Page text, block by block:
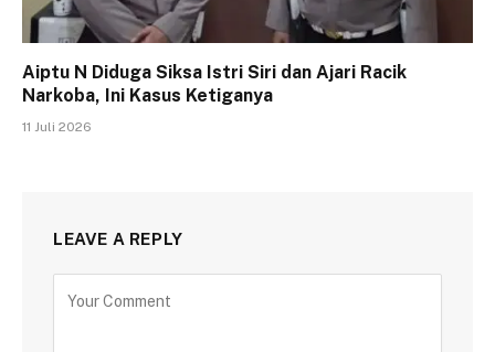
Aiptu N Diduga Siksa Istri Siri dan Ajari Racik
Narkoba, Ini Kasus Ketiganya
11 Juli 2026
LEAVE A REPLY